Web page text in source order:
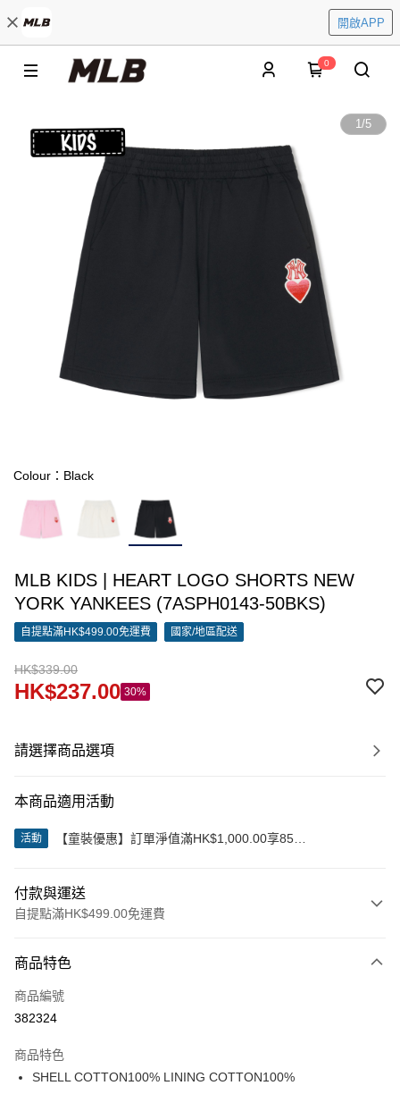
開啟APP
0
1/5
Colour：Black
MLB KIDS | HEART LOGO SHORTS NEW
YORK YANKEES (7ASPH0143-50BKS)
自提點滿HK$499.00免運費 國家/地區配送
HK$339.00
HK$237.00 30%
請選擇商品選項
本商品適用活動
活動
【童裝優惠】訂單淨值滿HK$1,000.00享85
付款與運送
自提點滿HK$499.00免運費
信用卡
Apple Pay
AlipayHK
商品特色
商品編號
382324
商品特色
SHELL COTTON100% LINING COTTON100%